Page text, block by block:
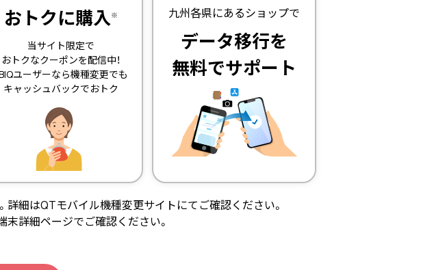
おトクに購入※
当サイト限定で
おトクなクーポンを配信中！
ユーザーなら機種変更でも
キャッシュバックでおトク
九州各県にあるショップで
データ移行を
無料でサポート
細はQTモバイル機種変更サイトにてご確認ください。
詳細ページでご確認ください。